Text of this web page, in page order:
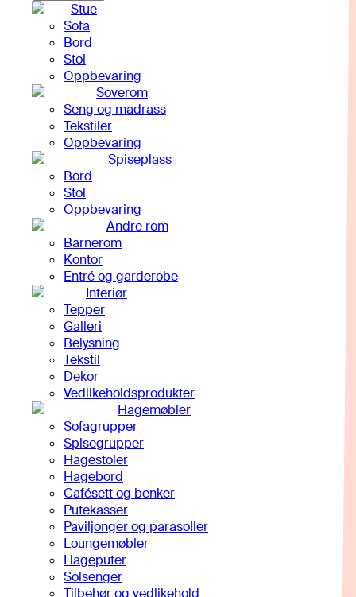
Stue
Sofa
Bord
Stol
Oppbevaring
Soverom
Seng og madrass
Tekstiler
Oppbevaring
Spiseplass
Bord
Stol
Oppbevaring
Andre rom
Barnerom
Kontor
Entré og garderobe
Interiør
Tepper
Galleri
Belysning
Tekstil
Dekor
Vedlikeholdsprodukter
Hagemøbler
Sofagrupper
Spisegrupper
Hagestoler
Hagebord
Cafésett og benker
Putekasser
Paviljonger og parasoller
Loungemøbler
Hageputer
Solsenger
Tilbehør og vedlikehold